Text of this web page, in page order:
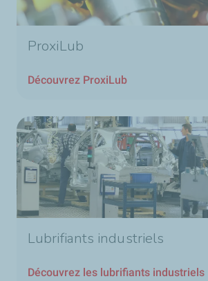
ProxiLub
Découvrez ProxiLub
Lubrifiants industriels
Découvrez les lubrifiants industriels